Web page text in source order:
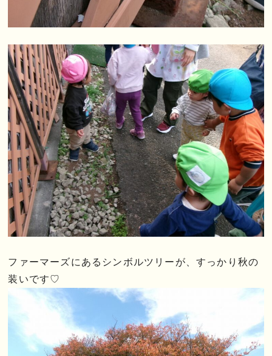
ファーマーズにあるシンボルツリーが、すっかり秋の
装いです♡